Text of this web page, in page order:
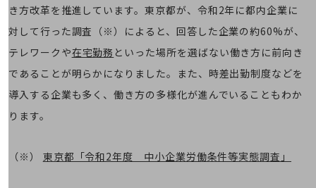
セキュリティ対策
遠隔監視
顧客体験（CX）改善
人材不足解消
き方改革を推進しています。東京都が、令和2年に都内企業に
対して行った調査（※）によると、回答した企業の約60%が、
テレワークや在宅勤務 といった場所を選ばない働き方に前向き
であることが明らかになりました。また、時差出勤制度などを
導入する企業も多く、働き方の多様化が進んでいることもわか
ります。
（※） 東京都「令和2年度 中小企業労働条件等実態調査」